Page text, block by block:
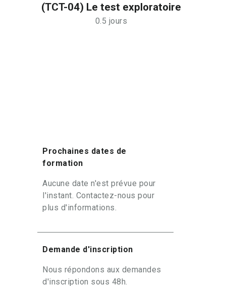
(TCT-04) Le test exploratoire
0.5 jours
Prochaines dates de
formation
Aucune date n'est prévue pour
l'instant. Contactez-nous pour
plus d'informations.
Demande d'inscription
Nous répondons aux demandes
d'inscription sous 48h.